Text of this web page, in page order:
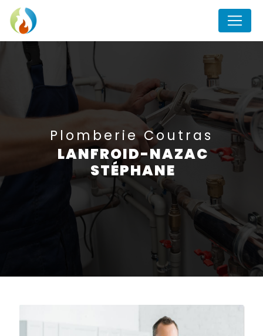
plomberie Coutras
LANFROID-NAZAC
STÉPHANE
Panneau de gestion des cookies